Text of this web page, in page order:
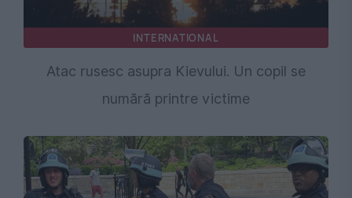
INTERNATIONAL
Atac rusesc asupra Kievului. Un copil se
numără printre victime